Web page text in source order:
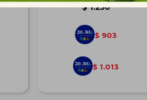
$ 1.250
$ 903
$ 1.013